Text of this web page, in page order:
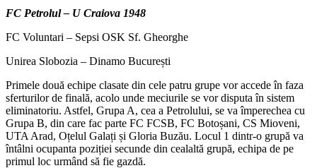
FC Petrolul – U Craiova 1948
FC Voluntari – Sepsi OSK Sf. Gheorghe
Unirea Slobozia – Dinamo București
Primele două echipe clasate din cele patru grupe vor accede în faza
sferturilor de finală, acolo unde meciurile se vor disputa în sistem
eliminatoriu. Astfel, Grupa A, cea a Petrolului, se va împerechea cu
Grupa B, din care fac parte FC FCSB, FC Botoșani, CS Mioveni,
UTA Arad, Oțelul Galați și Gloria Buzău. Locul 1 dintr-o grupă va
întâlni ocupanta poziției secunde din cealaltă grupă, echipa de pe
primul loc urmând să fie gazdă.